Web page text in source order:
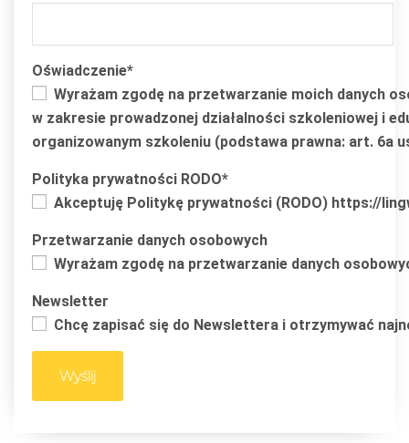
Oświadczenie*
Wyrażam zgodę na przetwarzanie moich danych
w zakresie prowadzonej działalności szkoleniowej i
organizowanym szkoleniu (podstawa prawna: art. 6a
Polityka prywatności RODO*
Akceptuję Politykę prywatności (RODO) https://
Przetwarzanie danych osobowych
Wyrażam zgodę na przetwarzanie danych
Newsletter
Chcę zapisać się do Newslettera i otrzymywać